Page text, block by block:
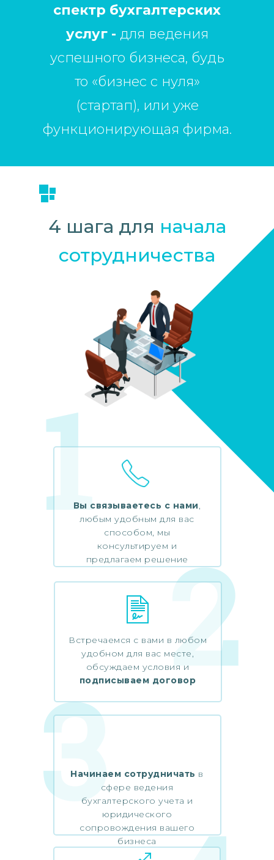
спектр бухгалтерских
услуг - для ведения
успешного бизнеса, будь
то «бизнес с нуля»
(стартап), или уже
функционирующая фирма.
2
1
3
Встречаемся с вами в любом
удобном для вас месте,
обсуждаем условия и
подписываем договор
Вы связываетесь с нами,
любым удобным для вас
способом, мы
консультируем и
предлагаем решение
Начинаем сотрудничать в
сфере ведения
бухгалтерского учета и
юридического
сопровождения вашего
бизнеса
4 шага для начала
сотрудничества